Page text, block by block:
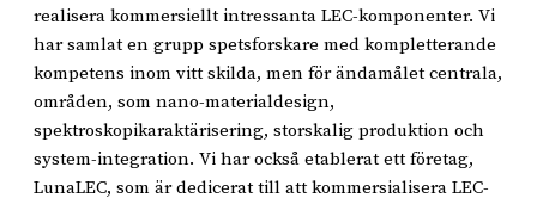
realisera kommersiellt intressanta LEC-komponenter. Vi
har samlat en grupp spetsforskare med kompletterande
kompetens inom vitt skilda, men för ändamålet centrala,
områden, som nano-materialdesign,
spektroskopikaraktärisering, storskalig produktion och
system-integration. Vi har också etablerat ett företag,
LunaLEC, som är dedicerat till att kommersialisera LEC-